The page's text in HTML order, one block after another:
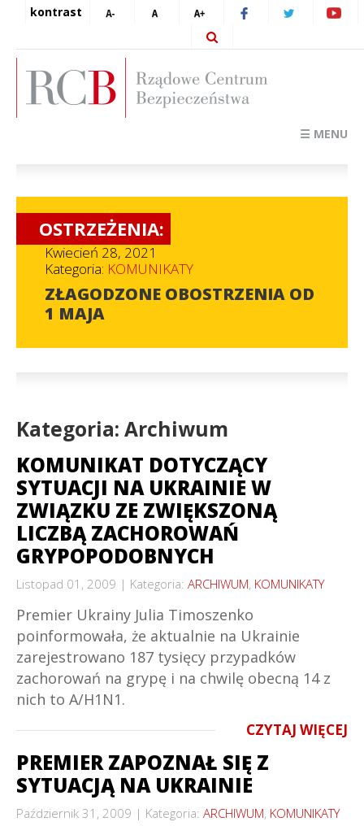
kontrast
☰ MENU
OSTRZEŻENIA:
Kwiecień 28, 2021
Kategoria: KOMUNIKATY
ZŁAGODZONE OBOSTRZENIA OD
1 MAJA
Kategoria: Archiwum
KOMUNIKAT DOTYCZĄCY
SYTUACJI NA UKRAINIE W
ZWIĄZKU ZE ZWIĘKSZONĄ
LICZBĄ ZACHOROWAŃ
GRYPOPODOBNYCH
Listopad 01, 2009 Kategoria: ARCHIWUM, KOMUNIKATY
Premier Ukrainy Julia Timoszenko
poinformowała, że aktualnie na Ukrainie
zarejestrowano 187 tysięcy przypadków
zachorowań na grypę i na chwilę obecną 14 z
nich to A/H1N1.
CZYTAJ WIĘCEJ
PREMIER ZAPOZNAŁ SIĘ Z
SYTUACJĄ NA UKRAINIE
Październik 31, 2009 Kategoria: ARCHIWUM, KOMUNIKATY